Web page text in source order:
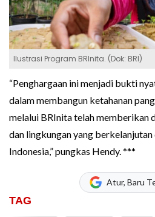
Ilustrasi Program BRInita. (Dok: BRI)
“Penghargaan ini menjadi bukti
dalam membangun ketahanan
melalui BRInita telah memberikan
dan lingkungan yang
Indonesia,” pungkas Hendy. ***
Atur, Baru
TAG